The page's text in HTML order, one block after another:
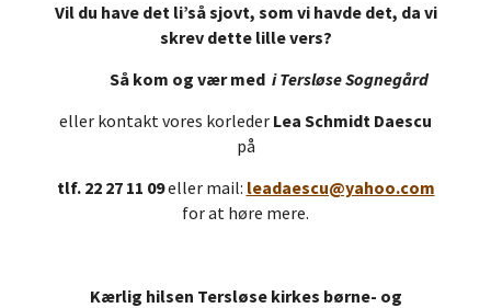
Vil du have det li’så sjovt, som vi havde det, da vi
skrev dette lille vers?
Så kom og vær med i Tersløse Sognegård
eller kontakt vores korleder Lea Schmidt Daescu
på
tlf. 22 27 11 09eller mail: leadaescu@yahoo.com
for at høre mere.
Kærlig hilsen Tersløse kirkes børne- og